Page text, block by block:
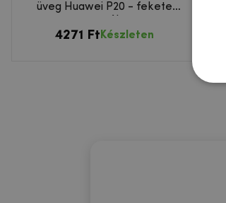
üveg Huawei P20 - fekete
4271 Ft Készleten